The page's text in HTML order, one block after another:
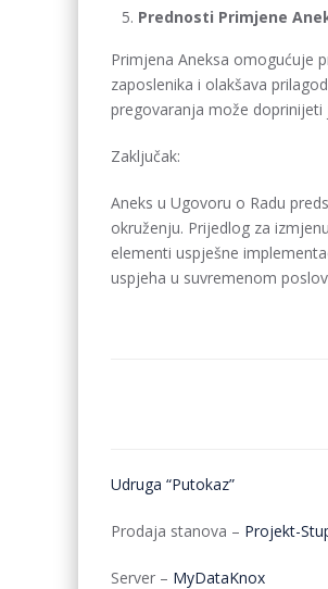
Prednosti Primjene
Primjena Aneksa omogućuje
zaposlenika i olakšava
pregovaranja može
Zaključak:
Aneks u Ugovoru o Radu
okruženju. Prijedlog za
elementi uspješne
uspjeha u suvremenom
Udruga “Putokaz”
Prodaja stanova – Projekt-
Server – MyDataKnox